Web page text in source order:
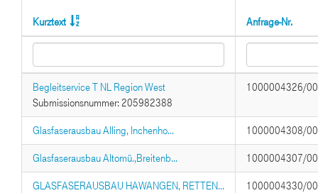
Kurztext Anfrage-Nr.
Begleitservice T NL Region West
Submissionsnummer: 205982388
1000004326/
Glasfaserausbau Alling, Inchenho... 1000004308/
Glasfaserausbau Altomü.,Breitenb... 1000004307/
GLASFASERAUSBAU HAWANGEN, RETTEN... 1000004330/